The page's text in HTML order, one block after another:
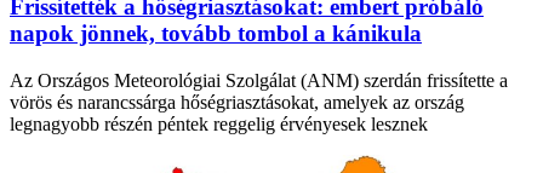
Frissítették a hőségriasztásokat: embert próbáló
napok jönnek, tovább tombol a kánikula
Az Országos Meteorológiai Szolgálat (ANM) szerdán frissítette a
vörös és narancssárga hőségriasztásokat, amelyek az ország
legnagyobb részén péntek reggelig érvényesek lesznek